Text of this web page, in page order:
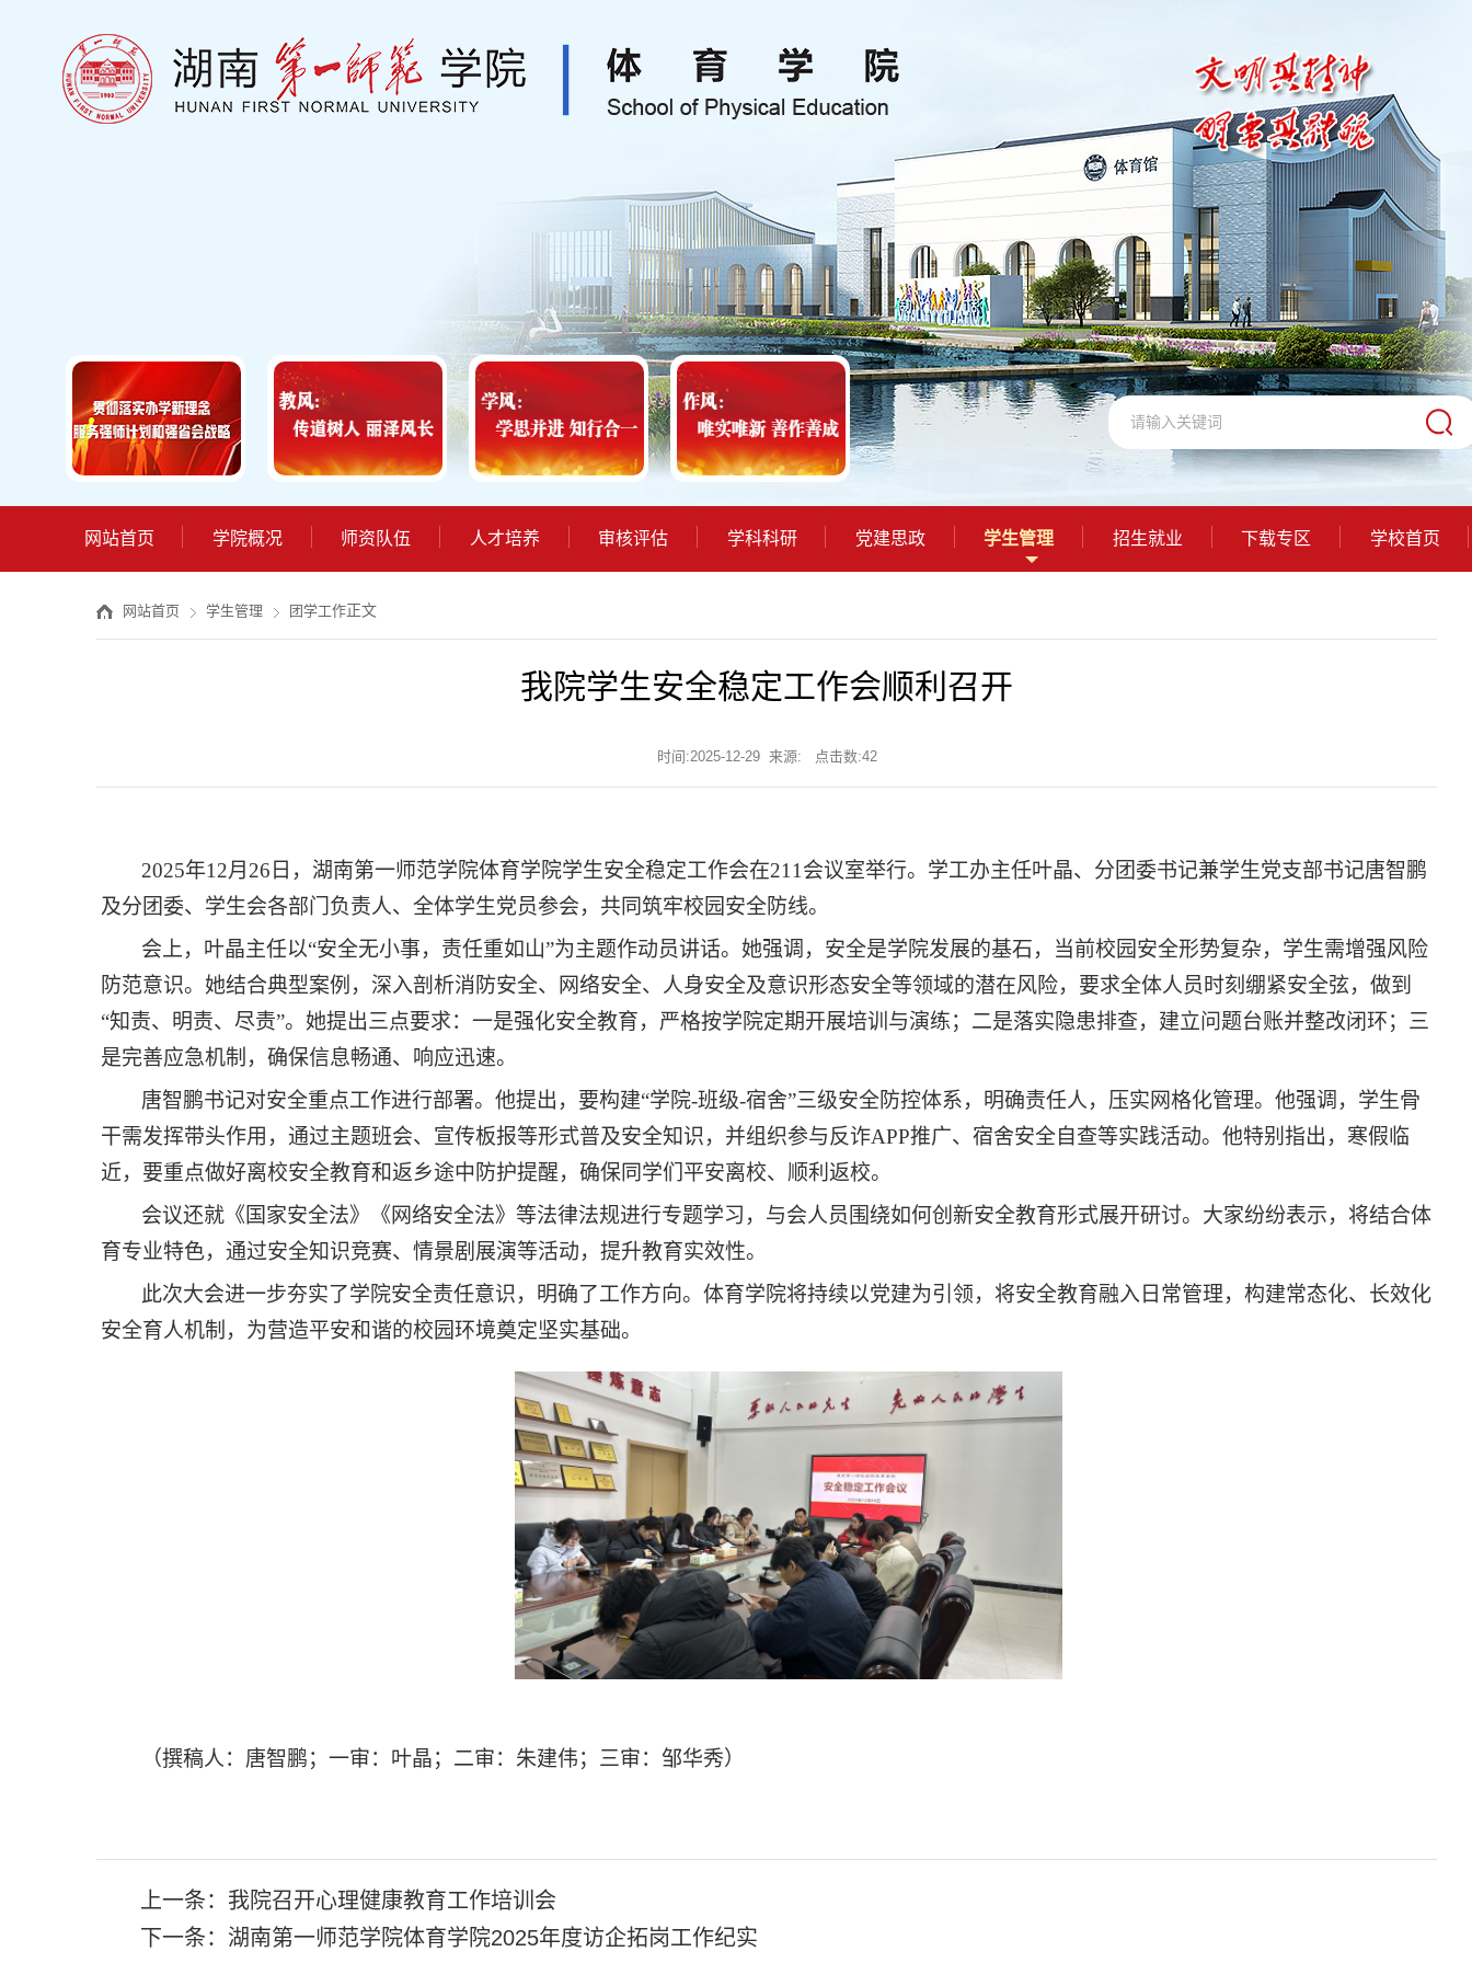
网站首页 学院概况 师资队伍 人才培养 审核评估 学科科研 党建思政 学生管理 招生就业 下载专区 学校首页
网站首页 学生管理 团学工作正文
我院学生安全稳定工作会顺利召开
时间:2025-12-29 来源: 点击数:42
2025年12月26日，湖南第一师范学院体育学院学生安全稳定工作会在211会议室举行。学工办主任叶晶、分团委书记兼学生党支部书记唐智鹏
及分团委、学生会各部门负责人、全体学生党员参会，共同筑牢校园安全防线。
会上，叶晶主任以“安全无小事，责任重如山”为主题作动员讲话。她强调，安全是学院发展的基石，当前校园安全形势复杂，学生需增强风险
防范意识。她结合典型案例，深入剖析消防安全、网络安全、人身安全及意识形态安全等领域的潜在风险，要求全体人员时刻绷紧安全弦，做到
“知责、明责、尽责”。她提出三点要求：一是强化安全教育，严格按学院定期开展培训与演练；二是落实隐患排查，建立问题台账并整改闭环；三
是完善应急机制，确保信息畅通、响应迅速。
唐智鹏书记对安全重点工作进行部署。他提出，要构建“学院-班级-宿舍”三级安全防控体系，明确责任人，压实网格化管理。他强调，学生骨
干需发挥带头作用，通过主题班会、宣传板报等形式普及安全知识，并组织参与反诈APP推广、宿舍安全自查等实践活动。他特别指出，寒假临
近，要重点做好离校安全教育和返乡途中防护提醒，确保同学们平安离校、顺利返校。
会议还就《国家安全法》《网络安全法》等法律法规进行专题学习，与会人员围绕如何创新安全教育形式展开研讨。大家纷纷表示，将结合体
育专业特色，通过安全知识竞赛、情景剧展演等活动，提升教育实效性。
此次大会进一步夯实了学院安全责任意识，明确了工作方向。体育学院将持续以党建为引领，将安全教育融入日常管理，构建常态化、长效化
安全育人机制，为营造平安和谐的校园环境奠定坚实基础。
（撰稿人：唐智鹏；一审：叶晶；二审：朱建伟；三审：邹华秀）
上一条： 我院召开心理健康教育工作培训会
下一条： 湖南第一师范学院体育学院2025年度访企拓岗工作纪实